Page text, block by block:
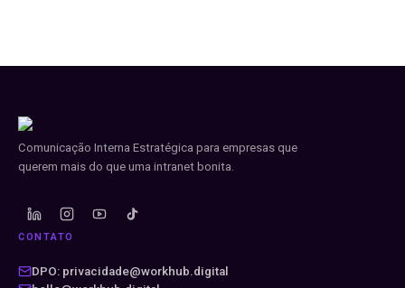
Comunicação Interna Estratégica para empresas que
querem mais do que uma intranet bonita.
CONTATO
DPO: privacidade@workhub.digital